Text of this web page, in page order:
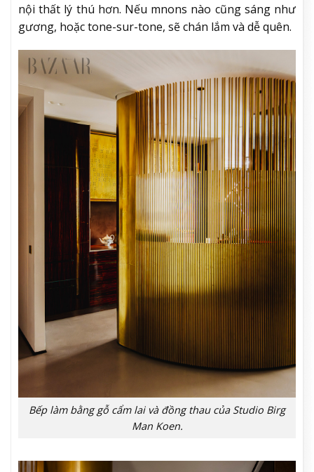
nội thất lý thú hơn. Nếu mnons nào cũng sáng như
gương, hoặc tone-sur-tone, sẽ chán lắm và dễ quên.
Bếp làm bằng gỗ cẩm lai và đồng thau của Studio Birg
Man Koen.